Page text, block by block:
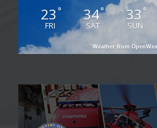
23 °
FRI
34°
SAT
33°
SUN
Weather from